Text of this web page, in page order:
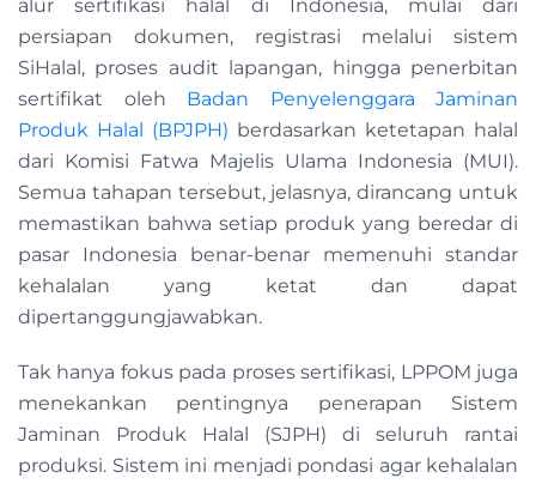
alur sertifikasi halal di Indonesia, mulai dari
persiapan dokumen, registrasi melalui sistem
SiHalal, proses audit lapangan, hingga penerbitan
sertifikat oleh Badan Penyelenggara Jaminan
Produk Halal (BPJPH) berdasarkan ketetapan halal
dari Komisi Fatwa Majelis Ulama Indonesia (MUI).
Semua tahapan tersebut, jelasnya, dirancang untuk
memastikan bahwa setiap produk yang beredar di
pasar Indonesia benar-benar memenuhi standar
kehalalan yang ketat dan dapat
dipertanggungjawabkan.
Tak hanya fokus pada proses sertifikasi, LPPOM juga
menekankan pentingnya penerapan Sistem
Jaminan Produk Halal (SJPH) di seluruh rantai
produksi. Sistem ini menjadi pondasi agar kehalalan